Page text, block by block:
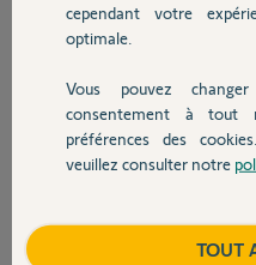
Devis avec un pro
Contact
Pour être sûr que le défaut
faire un test en câblage court de
bout de câble en 0.75mm²) au
Si le défaut continue, c'est que
Si non, merci de vérifier vos câbles
Bonne journée,
Quentin B. il y a
cependant votre
optimale.
Vous pouvez
consentement à
préférences des
veuillez consulter notre
TOUT